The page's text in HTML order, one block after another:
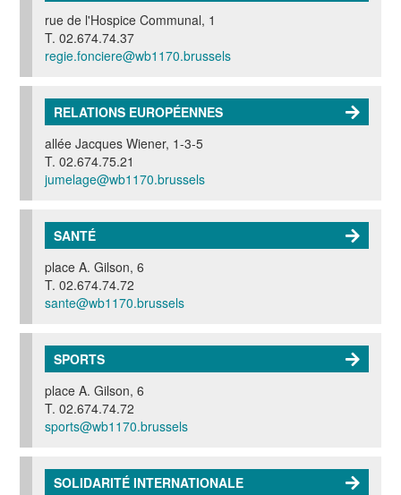
rue de l'Hospice Communal, 1
T. 02.674.74.37
regie.fonciere@wb1170.brussels
RELATIONS EUROPÉENNES
allée Jacques Wiener, 1-3-5
T. 02.674.75.21
jumelage@wb1170.brussels
SANTÉ
place A. Gilson, 6
T. 02.674.74.72
sante@wb1170.brussels
SPORTS
place A. Gilson, 6
T. 02.674.74.72
sports@wb1170.brussels
SOLIDARITÉ INTERNATIONALE